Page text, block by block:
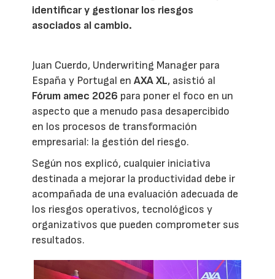
identificar y gestionar los riesgos
asociados al cambio.
Juan Cuerdo, Underwriting Manager para
España y Portugal enAXA XL, asistió al
Fórum amec 2026 para poner el foco en un
aspecto que a menudo pasa desapercibido
en los procesos de transformación
empresarial: la gestión del riesgo.
Según nos explicó, cualquier iniciativa
destinada a mejorar la productividad debe ir
acompañada de una evaluación adecuada de
los riesgos operativos, tecnológicos y
organizativos que pueden comprometer sus
resultados.